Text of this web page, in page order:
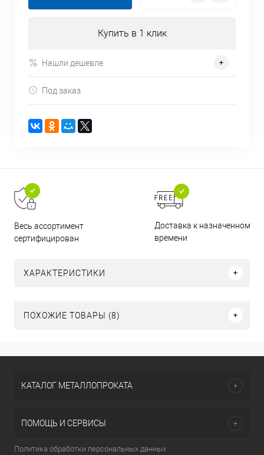
Купить в 1 клик
Нашли дешевле
Под заказ
Весь ассортимент
сертифицирован
Доставка к назначенному
времени
ХАРАКТЕРИСТИКИ
ПОХОЖИЕ ТОВАРЫ (8)
КАТАЛОГ МЕТАЛЛОПРОКАТА
ПОМОЩЬ И СЕРВИСЫ
Политика обработки персональных данных